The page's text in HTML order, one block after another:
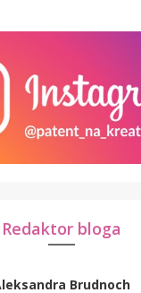
Redaktor bloga
Brudnoch